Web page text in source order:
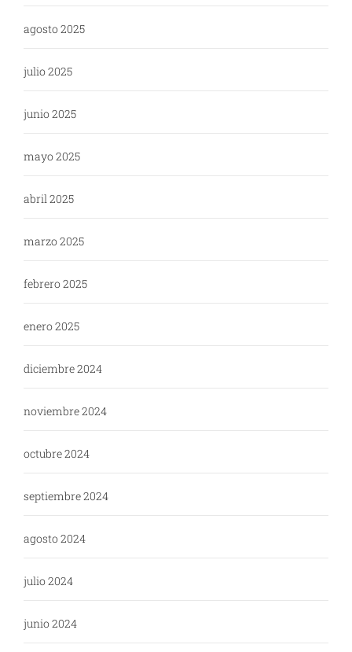
agosto 2025
julio 2025
junio 2025
mayo 2025
abril 2025
marzo 2025
febrero 2025
enero 2025
diciembre 2024
noviembre 2024
octubre 2024
septiembre 2024
agosto 2024
julio 2024
junio 2024